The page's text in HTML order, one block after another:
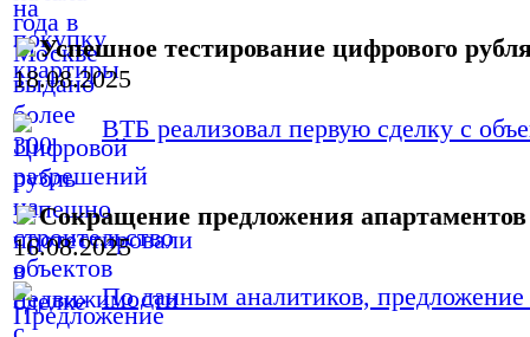
Успешное тестирование цифрового
18.08.2025
ВТБ реализовал первую сделку с
Сокращение предложения
16.08.2025
По данным аналитиков, предложение